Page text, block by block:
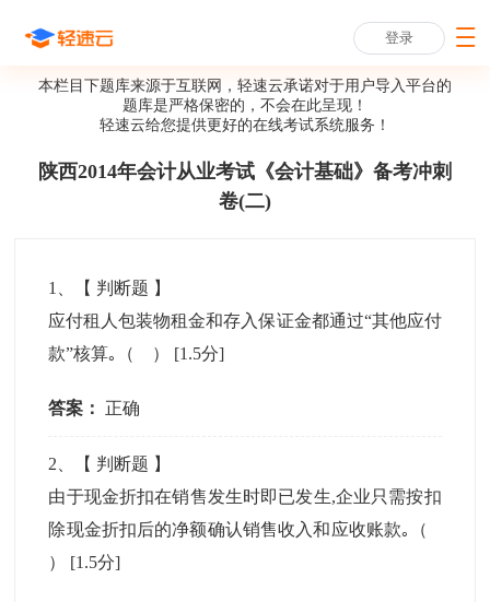
登录
本栏目下题库来源于互联网，轻速云承诺对于用户导入平台的
题库是严格保密的，不会在此呈现！
轻速云给您提供更好的在线考试系统服务！
陕西2014年会计从业考试《会计基础》备考冲刺
卷(二)
1 、【 判断题 】
应付租人包装物租金和存入保证金都通过“其他应付
款”核算｡（ ） [1.5分]
答案： 正确
2 、【 判断题 】
由于现金折扣在销售发生时即已发生,企业只需按扣
除现金折扣后的净额确认销售收入和应收账款｡（
） [1.5分]